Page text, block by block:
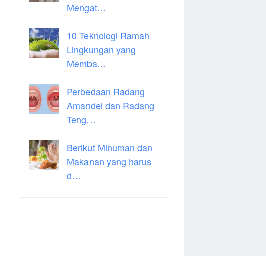
Mengat…
10 Teknologi Ramah
Lingkungan yang
Memba…
Perbedaan Radang
Amandel dan Radang
Teng…
Berikut Minuman dan
Makanan yang harus
d…